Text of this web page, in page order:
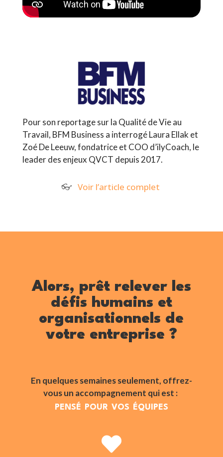
Pour son reportage sur la Qualité de Vie au
Travail, BFM Business a interrogé Laura Ellak et
Zoé De Leeuw, fondatrice et COO d’ilyCoach, le
leader des enjeux QVCT depuis 2017.
👓 Voir l’article complet
Alors, prêt relever les
défis humains et
organisationnels de
votre entreprise ?
En quelques semaines seulement, offrez-
vous un accompagnement qui est :
pensé pour vos équipes
